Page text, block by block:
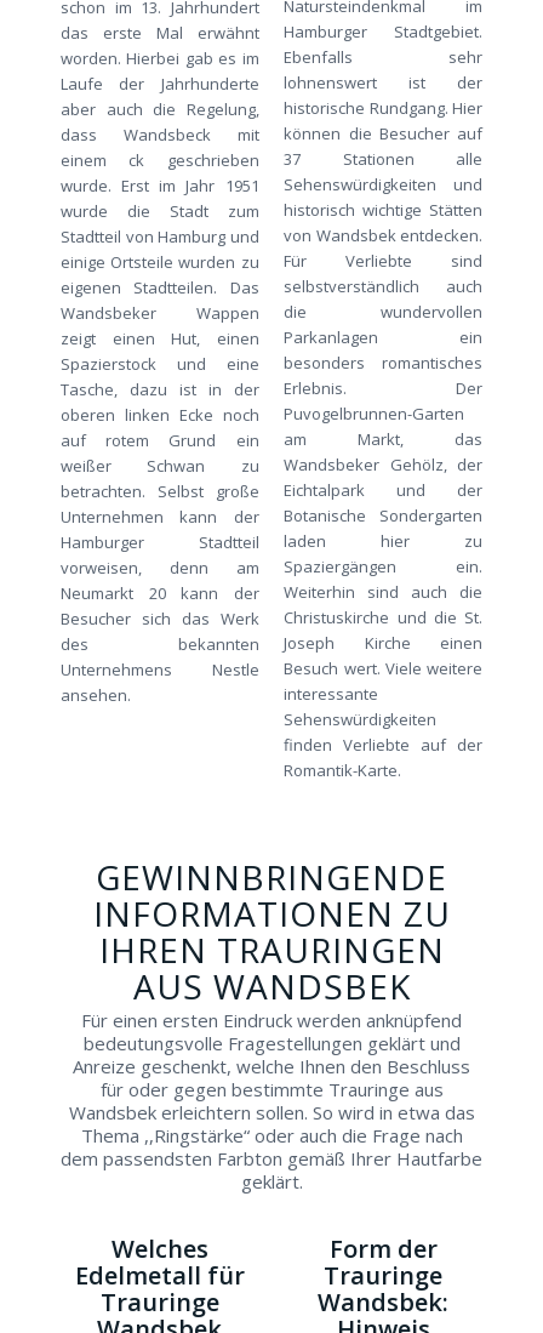
schon im 13. Jahrhundert
das erste Mal erwähnt
worden. Hierbei gab es im
Laufe der Jahrhunderte
aber auch die Regelung,
dass Wandsbeck mit
einem ck geschrieben
wurde. Erst im Jahr 1951
wurde die Stadt zum
Stadtteil von Hamburg und
einige Ortsteile wurden zu
eigenen Stadtteilen. Das
Wandsbeker Wappen
zeigt einen Hut, einen
Spazierstock und eine
Tasche, dazu ist in der
oberen linken Ecke noch
auf rotem Grund ein
weißer Schwan zu
betrachten. Selbst große
Unternehmen kann der
Hamburger Stadtteil
vorweisen, denn am
Neumarkt 20 kann der
Besucher sich das Werk
des bekannten
Unternehmens Nestle
ansehen.
Natursteindenkmal im
Hamburger Stadtgebiet.
Ebenfalls sehr
lohnenswert ist der
historische Rundgang. Hier
können die Besucher auf
37 Stationen alle
Sehenswürdigkeiten und
historisch wichtige Stätten
von Wandsbek entdecken.
Für Verliebte sind
selbstverständlich auch
die wundervollen
Parkanlagen ein
besonders romantisches
Erlebnis. Der
Puvogelbrunnen-Garten
am Markt, das
Wandsbeker Gehölz, der
Eichtalpark und der
Botanische Sondergarten
laden hier zu
Spaziergängen ein.
Weiterhin sind auch die
Christuskirche und die St.
Joseph Kirche einen
Besuch wert. Viele weitere
interessante
Sehenswürdigkeiten
finden Verliebte auf der
Romantik-Karte.
GEWINNBRINGENDE
INFORMATIONEN ZU
IHREN TRAURINGEN
AUS WANDSBEK
Für einen ersten Eindruck werden anknüpfend
bedeutungsvolle Fragestellungen geklärt und
Anreize geschenkt, welche Ihnen den Beschluss
für oder gegen bestimmte Trauringe aus
Wandsbek erleichtern sollen. So wird in etwa das
Thema ,,Ringstärke“ oder auch die Frage nach
dem passendsten Farbton gemäß Ihrer Hautfarbe
geklärt.
Welches
Edelmetall für
Trauringe
Form der
Trauringe
Wandsbek: